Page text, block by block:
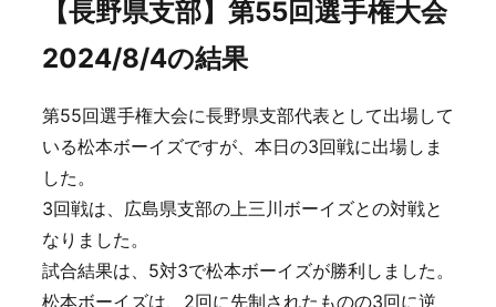
【長野県支部】第55回選手権大会
2024/8/4の結果
第55回選手権大会に長野県支部代表として出場して
いる松本ボーイズですが、本日の3回戦に出場しま
した。
3回戦は、広島県支部の上三川ボーイズとの対戦と
なりました。
試合結果は、5対3で松本ボーイズが勝利しました。
松本ボーイズは、2回に先制されたものの3回に逆